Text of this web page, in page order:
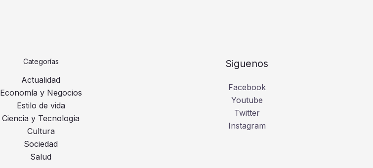
Categorías
Actualidad
Economía y Negocios
Estilo de vida
Ciencia y Tecnología
Cultura
Sociedad
Salud
Siguenos
Facebook
Youtube
Twitter
Instagram